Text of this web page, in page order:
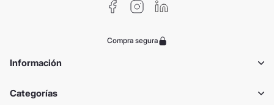
Compra segura
Información
Categorías